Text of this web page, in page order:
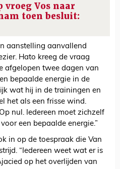
vroeg Vos naar
toen besluit:
aanstelling aanvallend
Hato kreeg de vraag
afgelopen twee dagen van
bepaalde energie in de
wat hij in de trainingen en
het als een frisse wind.
nul. Iedereen moet zichzelf
een bepaalde energie.”
in op de toespraak die Van
“Iedereen weet wat er is
op het overlijden van